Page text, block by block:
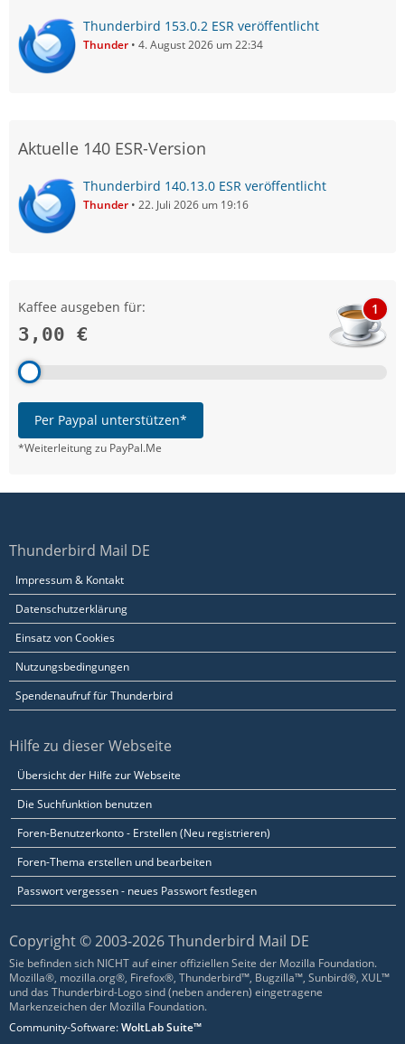
Thunderbird 153.0.2 ESR veröffentlicht
Thunder 4. August 2026 um 22:34
Aktuelle 140 ESR-Version
Thunderbird 140.13.0 ESR veröffentlicht
Thunder 22. Juli 2026 um 19:16
Kaffee ausgeben für:
3,00 €
1
Per Paypal unterstützen*
*Weiterleitung zu PayPal.Me
Thunderbird Mail DE
Impressum & Kontakt
Datenschutzerklärung
Einsatz von Cookies
Nutzungsbedingungen
Spendenaufruf für Thunderbird
Hilfe zu dieser Webseite
Übersicht der Hilfe zur Webseite
Die Suchfunktion benutzen
Foren-Benutzerkonto - Erstellen (Neu registrieren)
Foren-Thema erstellen und bearbeiten
Passwort vergessen - neues Passwort festlegen
Copyright © 2003-2026 Thunderbird Mail DE
Sie befinden sich NICHT auf einer offiziellen Seite der Mozilla Foundation.
Mozilla®, mozilla.org®, Firefox®, Thunderbird™, Bugzilla™, Sunbird®, XUL™
und das Thunderbird-Logo sind (neben anderen) eingetragene
Markenzeichen der Mozilla Foundation.
Community-Software:WoltLab Suite™